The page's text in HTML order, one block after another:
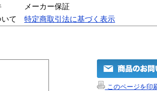
メーカー保証
て
特定商取引法に基づく表示
このページを印